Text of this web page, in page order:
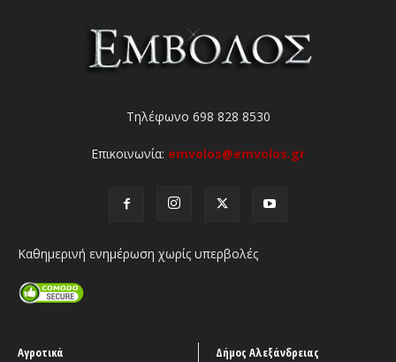
Τηλέφωνο 698 828 8530
Επικοινωνία: emvolos@emvolos.gr
Καθημερινή ενημέρωση χωρίς υπερβολές
Αγροτικά
Δήμος Αλεξάνδρειας